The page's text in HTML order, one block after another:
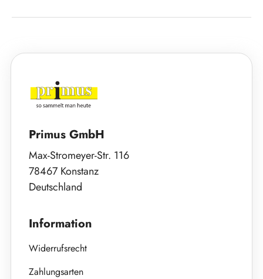
Primus GmbH
Max-Stromeyer-Str. 116
78467 Konstanz
Deutschland
Information
Widerrufsrecht
Zahlungsarten